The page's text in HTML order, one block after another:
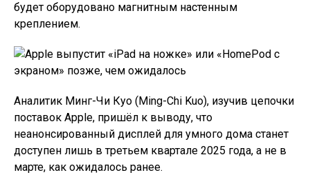
будет оборудовано магнитным настенным
креплением.
Аналитик Минг-Чи Куо (Ming-Chi Kuo), изучив цепочки
поставок Apple, пришёл к выводу, что
неанонсированный дисплей для умного дома станет
доступен лишь в третьем квартале 2025 года, а не в
марте, как ожидалось ранее.